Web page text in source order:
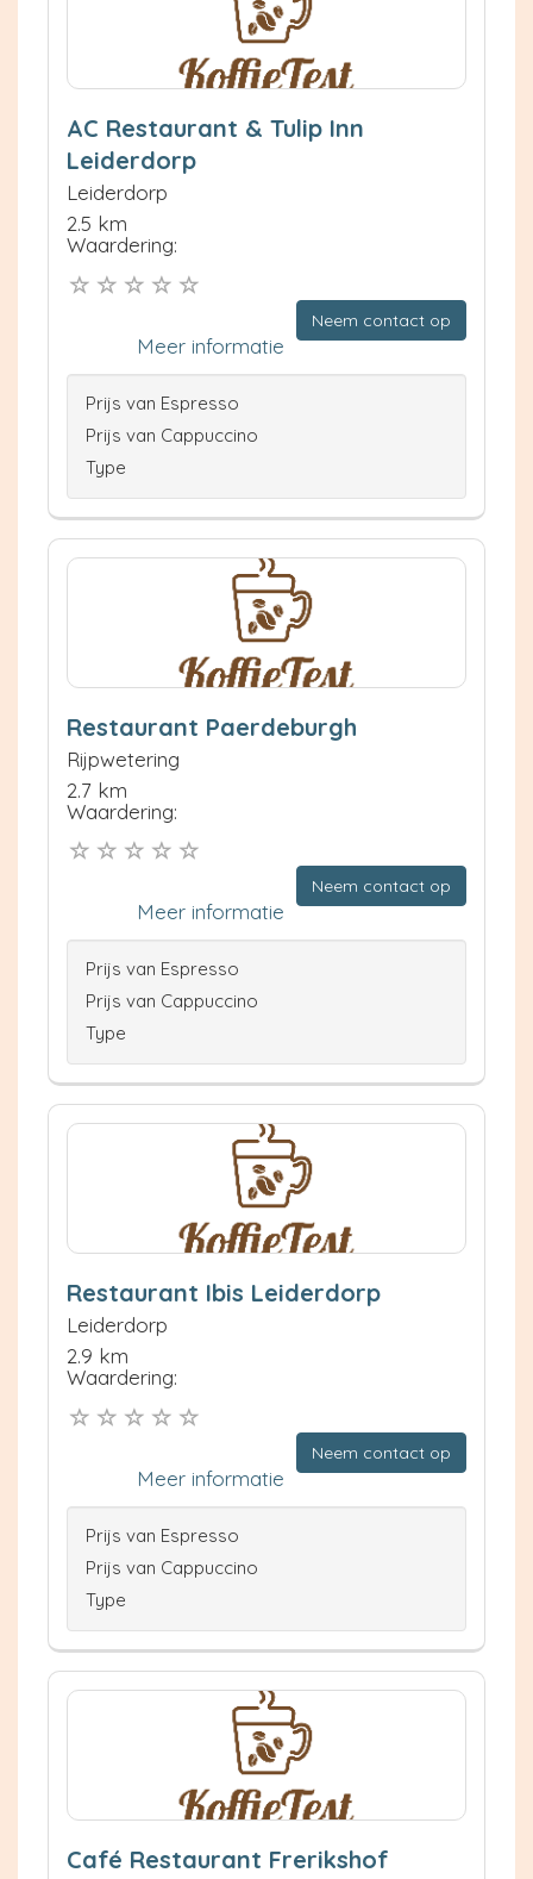
AC Restaurant & Tulip Inn
Leiderdorp
Leiderdorp
2.5 km
Waardering:
Neem contact op
Meer informatie
Prijs van Espresso
Prijs van Cappuccino
Type
Restaurant Paerdeburgh
Rijpwetering
2.7 km
Waardering:
Neem contact op
Meer informatie
Prijs van Espresso
Prijs van Cappuccino
Type
Restaurant Ibis Leiderdorp
Leiderdorp
2.9 km
Waardering:
Neem contact op
Meer informatie
Prijs van Espresso
Prijs van Cappuccino
Type
Café Restaurant Frerikshof